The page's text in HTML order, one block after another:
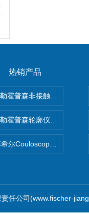
热销产品
霍普森非接触式轮廓仪
霍普森轮廓仪|TAYLOR
尔Couloscope CMS2电
任公司(www.fischer-